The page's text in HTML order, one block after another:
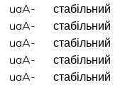
uaA-
стабільний
uaA-
стабільний
uaA-
стабільний
uaA-
стабільний
uaA-
стабільний